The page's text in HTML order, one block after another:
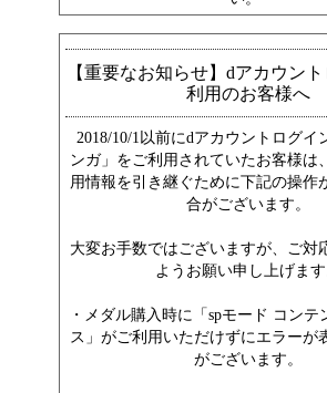
【重要なお知らせ】dアカウン
利用のお客様へ
2018/10/1以前にdアカウントログイ
ンガ」をご利用されていたお客様は
用情報を引き継ぐために下記の操作
合がございます。
大変お手数ではございますが、ご対
ようお願い申し上げます
・メダル購入時に「spモード コン
ス」がご利用いただけずにエラーが
がございます。